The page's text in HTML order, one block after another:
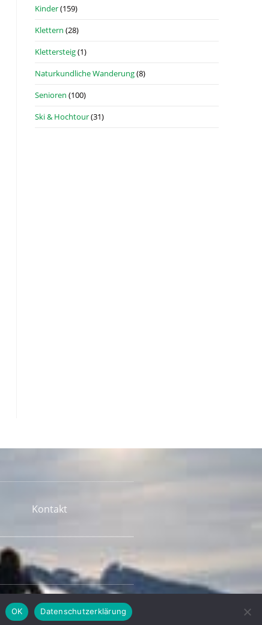
Kinder(159)
Klettern (28)
Klettersteig(1)
Naturkundliche Wanderung(8)
Senioren (100)
Ski & Hochtour(31)
Kontakt
OK Datenschutzerklärung